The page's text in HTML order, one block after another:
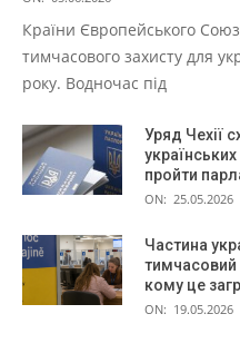
Країни Європейського
тимчасового захисту для
року. Водночас під
Уряд Чехії
пройти
ON: 25.05.2026
Частина
тимчасовий
кому це
ON: 19.05.2026